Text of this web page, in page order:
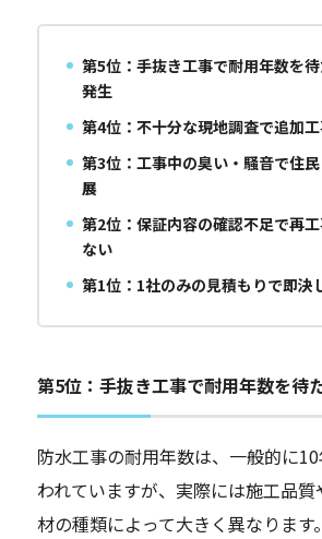
第5位：手抜き工事で耐用年数を
発生
第4位：不十分な現地調査で追加
第3位：工事中の臭い・騒音で住
展
第2位：保証内容の確認不足で再
ない
第1位：1社のみの見積もりで即決
第5位：手抜き工事で耐用年数を待
防水工事の耐用年数は、一般的に
われていますが、実際には施工品
材の種類によって大きく異なります